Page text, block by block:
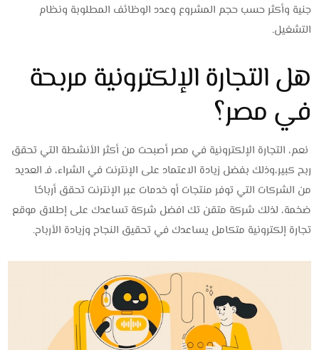
جنية وأكثر حسب حجم المشروع وعدد الوظائف المطلوبة ونظام
التشغيل.
هل التجارة الإلكترونية مربحة
في مصر؟
نعم، التجارة الإلكترونية في مصر أصبحت من أكثر الأنشطة التي تحقق
ربح كبير،وذلك بفضل زيادة الاعتماد على الإنترنت في الشراء، فـ العديد
من الشركات التي توفر منتجات أو خدمات عبر الإنترنت تحقق أرباحًا
ضخمة، لذلك شركة متقن تك افضل شركة تساعدك على إطلاق موقع
تجارة إلكترونية متكامل يساعدك في تحقيق النجاح وزيادة الأرباح.